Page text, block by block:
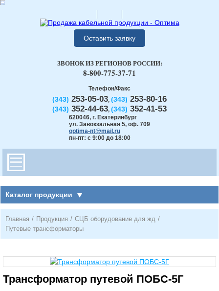
Оставить заявку
Телефон/Факс
(343) 253-05-03, (343) 253-80-16
(343) 352-44-63, (343) 352-41-53
620046, г. Екатеринбург
ул. Завокзальная 5, оф. 709
optima-nt@mail.ru
пн-пт: с 9:00 до 18:00
ЗВОНОК ИЗ РЕГИОНОВ РОССИИ:
8-800-775-37-71
Каталог продукции
Главная / Продукция / СЦБ оборудование для жд /
Путевые трансформаторы
Трансформатор путевой ПОБС-5Г